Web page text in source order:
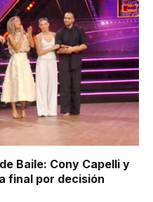
Baile: Cony Capelli y
final por decisión